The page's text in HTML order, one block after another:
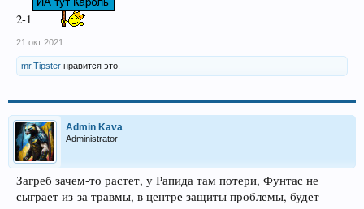
2-1
21 окт 2021
mr.Tipster нравится это.
Admin Kava
Administrator
Загреб зачем-то растет, у Рапида там потери, Фунтас не
сыграет из-за травмы, в центре защиты проблемы, будет